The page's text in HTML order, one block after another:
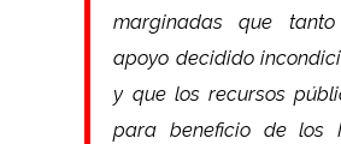
marginadas que
apoyo decidido
y que los recursos
para beneficio de los